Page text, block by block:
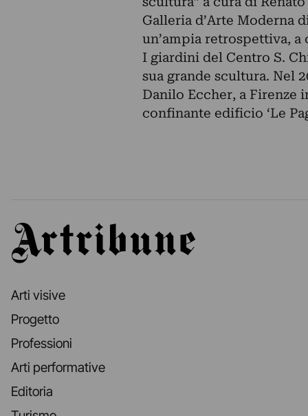
Galleria d’Arte Moderna
un’ampia retrospettiva,
I giardini del Centro S.
sua grande scultura. Nel
Danilo Eccher, a Firenze
confinante edificio ‘Le
Artribune
Arti visive
Progetto
Professioni
Arti performative
Editoria